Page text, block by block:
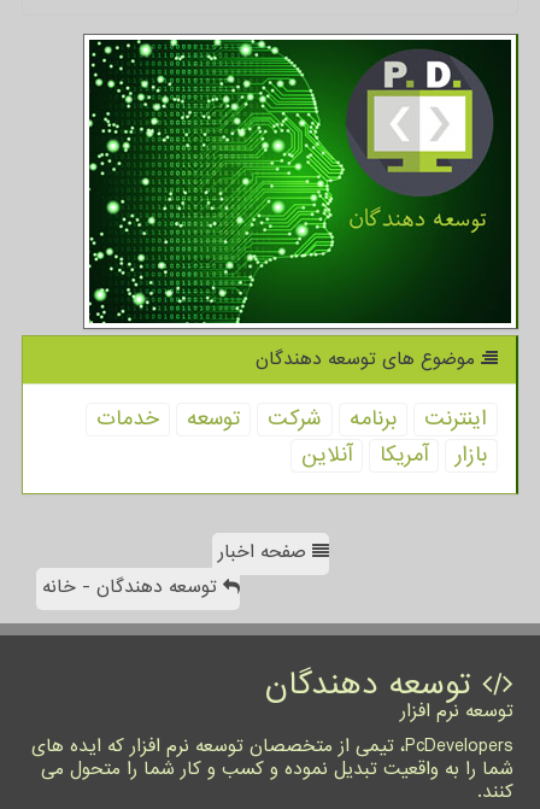
موضوع های توسعه دهندگان
اینترنت برنامه شركت توسعه
خدمات
بازار
آمریكا آنلاین
صفحه اخبار
توسعه دهندگان - خانه
توسعه دهندگان
توسعه نرم افزار
PcDevelopers، تیمی از متخصصان توسعه نرم افزار که ایده های
شما را به واقعیت تبدیل نموده و کسب و کار شما را متحول می
کنند.